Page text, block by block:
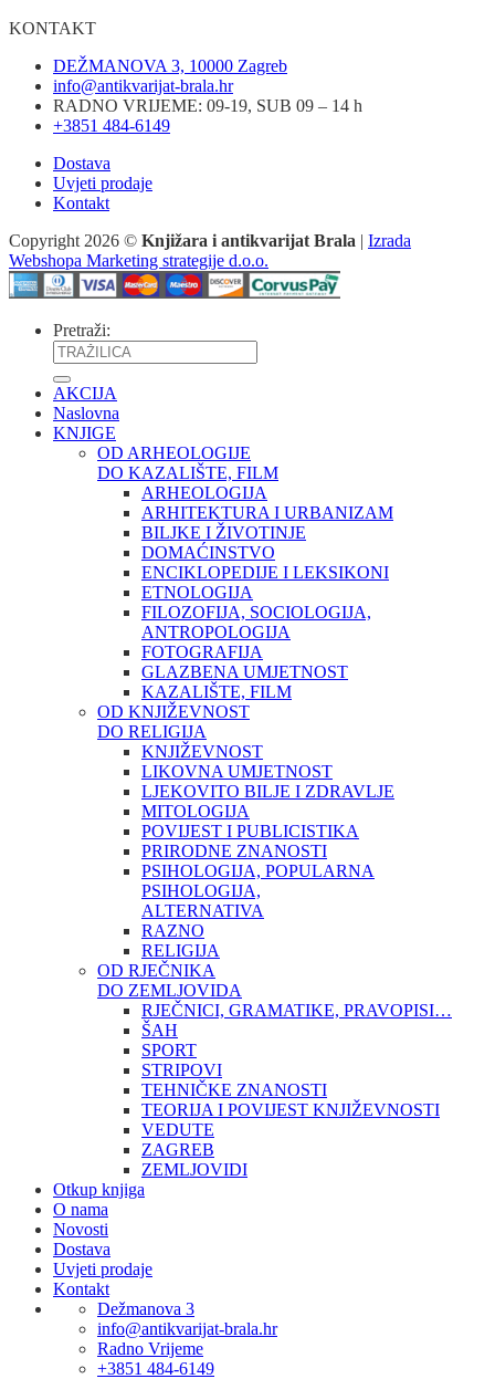
KONTAKT
DEŽMANOVA 3, 10000 Zagreb
info@antikvarijat-brala.hr
RADNO VRIJEME: 09-19, SUB 09 – 14 h
+3851 484-6149
Dostava
Uvjeti prodaje
Kontakt
Copyright 2026 © Knjižara i antikvarijat Brala | Izrada
Webshopa Marketing strategije d.o.o.
Pretraži:
AKCIJA
Naslovna
KNJIGE
OD ARHEOLOGIJE
DO KAZALIŠTE, FILM
ARHEOLOGIJA
ARHITEKTURA I URBANIZAM
BILJKE I ŽIVOTINJE
DOMAĆINSTVO
ENCIKLOPEDIJE I LEKSIKONI
ETNOLOGIJA
FILOZOFIJA, SOCIOLOGIJA,
ANTROPOLOGIJA
FOTOGRAFIJA
GLAZBENA UMJETNOST
KAZALIŠTE, FILM
OD KNJIŽEVNOST
DO RELIGIJA
KNJIŽEVNOST
LIKOVNA UMJETNOST
LJEKOVITO BILJE I ZDRAVLJE
MITOLOGIJA
POVIJEST I PUBLICISTIKA
PRIRODNE ZNANOSTI
PSIHOLOGIJA, POPULARNA
PSIHOLOGIJA,
ALTERNATIVA
RAZNO
RELIGIJA
OD RJEČNIKA
DO ZEMLJOVIDA
RJEČNICI, GRAMATIKE, PRAVOPISI…
ŠAH
SPORT
STRIPOVI
TEHNIČKE ZNANOSTI
TEORIJA I POVIJEST KNJIŽEVNOSTI
VEDUTE
ZAGREB
ZEMLJOVIDI
Otkup knjiga
O nama
Novosti
Dostava
Uvjeti prodaje
Kontakt
Dežmanova 3
info@antikvarijat-brala.hr
Radno Vrijeme
+3851 484-6149